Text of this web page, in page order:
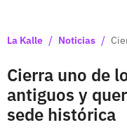
La Kalle / Noticias /
Cierra uno de
antiguos y
sede histórica